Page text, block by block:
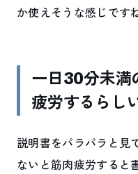
か使えそうな感じです
一日30分未満
疲労するらし
説明書をパラパラと見
ないと筋肉疲労すると